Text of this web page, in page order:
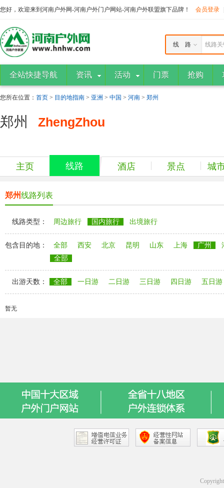
您好，欢迎来到河南户外网-河南户外门户网站-河南户外联盟旗下品牌！ 会员登录
线路
线 路
全站快捷导航 资讯 活动 门票 抢购
您所在位置： 首页 > 目的地指南 > 亚洲 > 中国 > 河南 > 郑州
郑州 ZhengZhou
主页 线路 酒店 景点 城
郑州线路列表
线路类型： 周边旅行 国内旅行 出境旅行
包含目的地： 全部 西安 北京 昆明 山东 上海 广州
全部
出游天数： 全部 一日游 二日游 三日游 四日游 五日游
暂无